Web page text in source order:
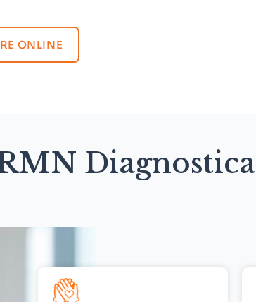
ONLINE
Diagnostica